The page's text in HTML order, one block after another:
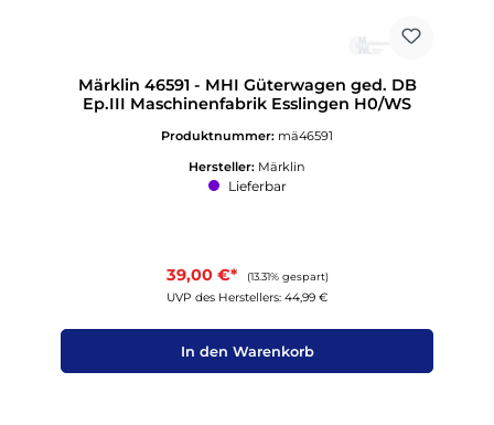
Märklin 46591 - MHI Güterwagen ged. DB
Ep.III Maschinenfabrik Esslingen H0/WS
Produktnummer: mä46591
Hersteller: Märklin
Lieferbar
39,00 €* (13.31% gespart)
UVP des Herstellers: 44,99 €
In den Warenkorb